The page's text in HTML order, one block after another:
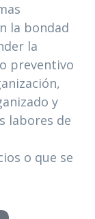
la bondad
la
preventivo
y
labores de
o que se